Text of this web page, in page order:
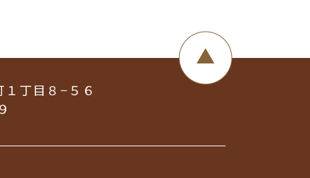
丁目８−５６